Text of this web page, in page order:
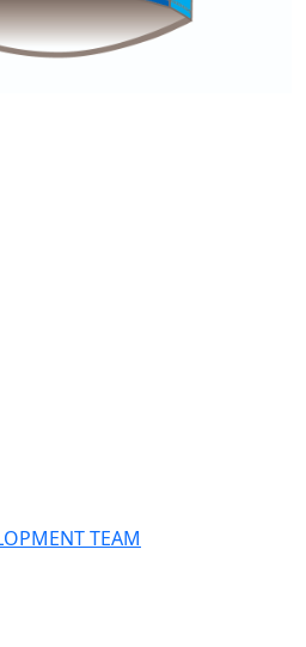
TEAM